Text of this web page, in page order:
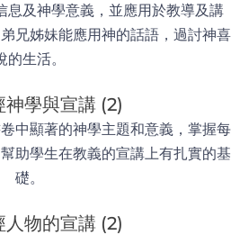
息及神學意義，並應用於教導及講
兄姊妹能應用神的話語，過討神喜
的生活。
神學與宣講 (2)
中顯著的神學主題和意義，掌握每
助學生在教義的宣講上有扎實的基
礎。
人物的宣講 (2)